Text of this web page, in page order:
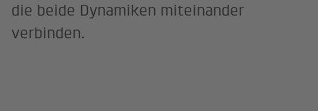
die beide Dynamiken miteinander
verbinden.